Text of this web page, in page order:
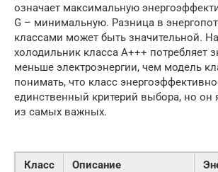
означает максимальную
G – минимальную. Разница в
классами может быть значительной.
холодильник класса A+++ потребляет
меньше электроэнергии, чем модель
понимать, что класс
единственный критерий выбора, но он
из самых важных.
Класс Описание